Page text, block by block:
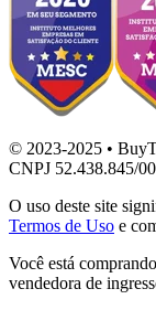
© 2023-2025 •
CNPJ 52.438.845/
O uso deste site
Termos de Uso e
Você está
vendedora de